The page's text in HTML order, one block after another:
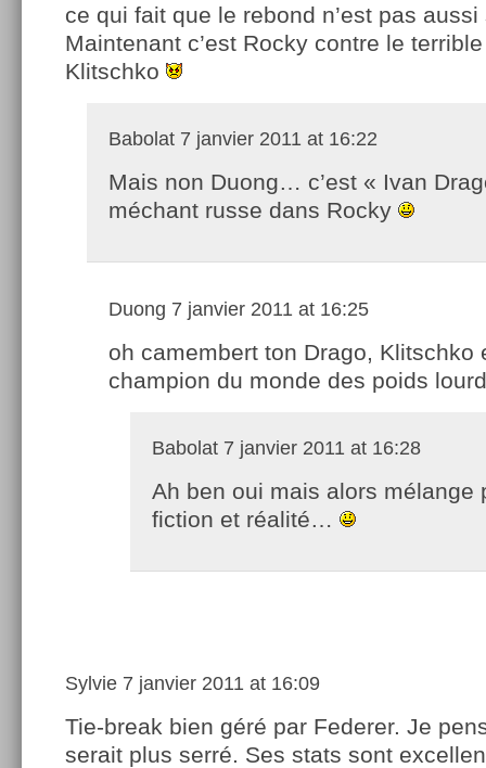
ce qui fait que le rebond n’est pas
Maintenant c’est Rocky contre le
Klitschko
Babolat 7 janvier 2011 at 16:22
Mais non Duong… c’est « Ivan
méchant russe dans Rocky
Duong 7 janvier 2011 at 16:25
oh camembert ton Drago, Klitschko
champion du monde des poids
Babolat 7 janvier 2011 at 16:28
Ah ben oui mais alors mélange
fiction et réalité…
Sylvie 7 janvier 2011 at 16:09
Tie-break bien géré par Federer. Je
serait plus serré. Ses stats sont